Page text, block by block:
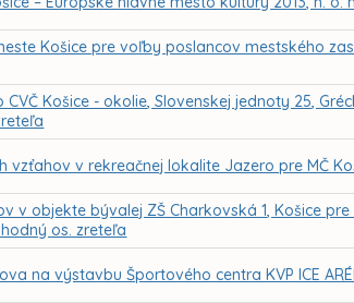
Košice pre voľby poslancov mestského
Košice - okolie, Slovenskej jednoty 25,
vzťahov v rekreačnej lokalite Jazero pre MČ
v objekte bývalej ZŠ Charkovská 1, Košice
os. zreteľa
na výstavbu Športového centra KVP ICE